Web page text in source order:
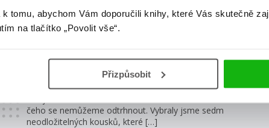
tomu, abychom Vám doporučili knihy, které Vás skutečně
na tlačítko „Povolit vše“.
Přizpůsobit
7 nejlepších knih s romantikou
To, že protiklady se přitahují, je příběh starý jako sám
čas (a jestli Kráska a zvíře toho nejsou důkazem, tak
už nevím, co jiného by bylo třeba). Je na nich něco, co
čeho se nemůžeme odtrhnout. Vybraly jsme sedm
neodložitelných kousků, které […]